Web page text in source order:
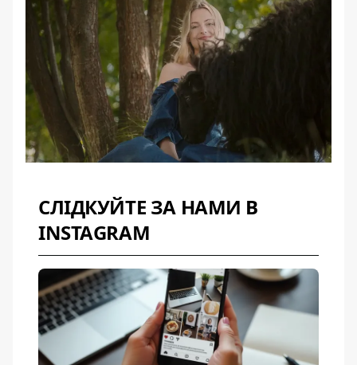
СЛІДКУЙТЕ ЗА НАМИ В
INSTAGRAM